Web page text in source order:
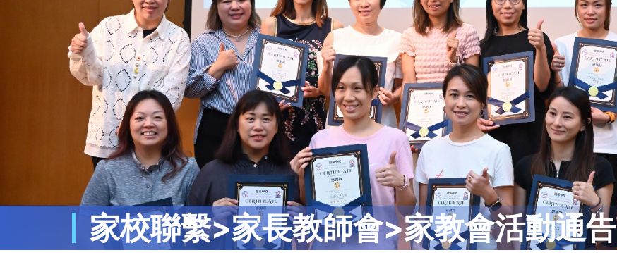
家校聯繫>家長教師會>家教會活動通告